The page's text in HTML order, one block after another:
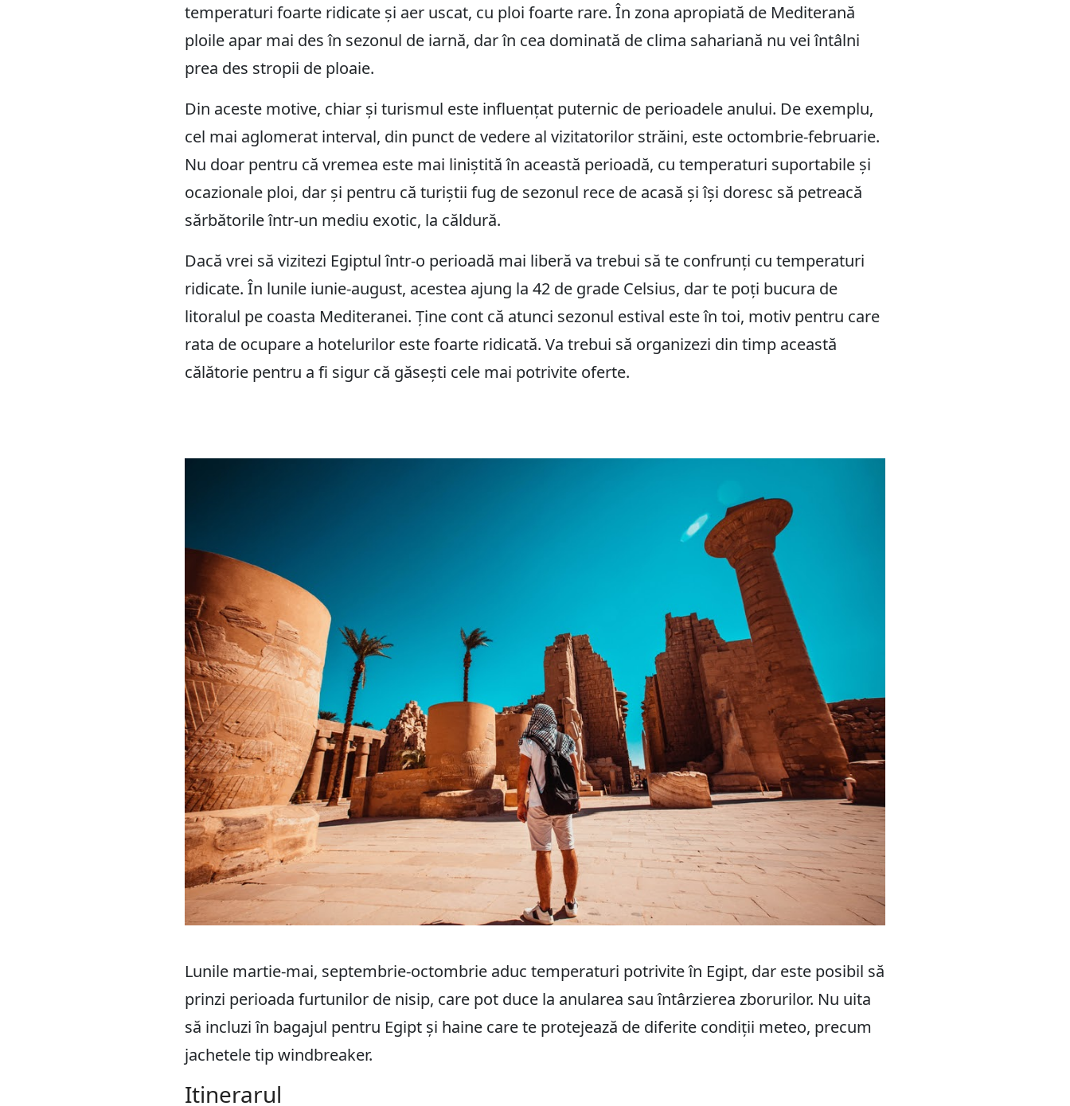
temperaturi foarte ridicate și aer uscat, cu ploi foarte rare. În zona apropiată de Mediterană
ploile apar mai des în sezonul de iarnă, dar în cea dominată de clima sahariană nu vei întâlni
prea des stropii de ploaie.
Din aceste motive, chiar și turismul este influențat puternic de perioadele anului. De exemplu,
cel mai aglomerat interval, din punct de vedere al vizitatorilor străini, este octombrie-februarie.
Nu doar pentru că vremea este mai liniștită în această perioadă, cu temperaturi suportabile și
ocazionale ploi, dar și pentru că turiștii fug de sezonul rece de acasă și își doresc să petreacă
sărbătorile într-un mediu exotic, la căldură.
Dacă vrei să vizitezi Egiptul într-o perioadă mai liberă va trebui să te confrunți cu temperaturi
ridicate. În lunile iunie-august, acestea ajung la 42 de grade Celsius, dar te poți bucura de
litoralul pe coasta Mediteranei. Ține cont că atunci sezonul estival este în toi, motiv pentru care
rata de ocupare a hotelurilor este foarte ridicată. Va trebui să organizezi din timp această
călătorie pentru a fi sigur că găsești cele mai potrivite oferte.
Lunile martie-mai, septembrie-octombrie aduc temperaturi potrivite în Egipt, dar este posibil să
prinzi perioada furtunilor de nisip, care pot duce la anularea sau întârzierea zborurilor. Nu uita
să incluzi în bagajul pentru Egipt și haine care te protejează de diferite condiții meteo, precum
jachetele tip windbreaker.
Itinerarul